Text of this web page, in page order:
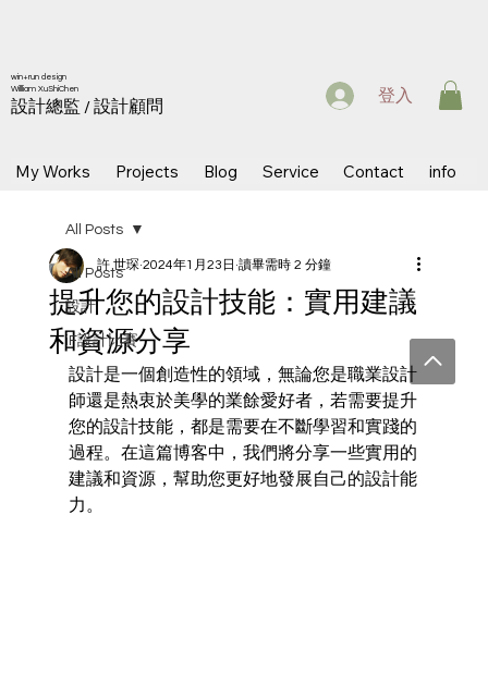
設計總監 / 設計顧問
Willliam XuShiChen
win+run design
My Works Projects Blog Service Contact info
登入
All Posts
設計
iF設計比賽
All Posts
提升您的設計技能：實用建議
和資源分享
許 世琛 2024年1月23日 讀畢需時 2 分鐘
設計是一個創造性的領域，無論您是職業設計
師還是熱衷於美學的業餘愛好者，若需要提升
您的設計技能，都是需要在不斷學習和實踐的
過程。在這篇博客中，我們將分享一些實用的
建議和資源，幫助您更好地發展自己的設計能
力。